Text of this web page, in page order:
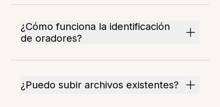
¿Cómo funciona la identificación
de oradores?
¿Puedo subir archivos existentes?